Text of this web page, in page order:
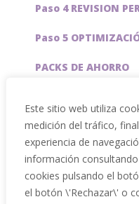
Este sitio web utiliza
medición del tráfico,
experiencia de
información
cookies pulsando el
el botón \'Rechazar\' o
Paso 4 REVISION
Paso 5
PACKS DE AHORRO
Servicios